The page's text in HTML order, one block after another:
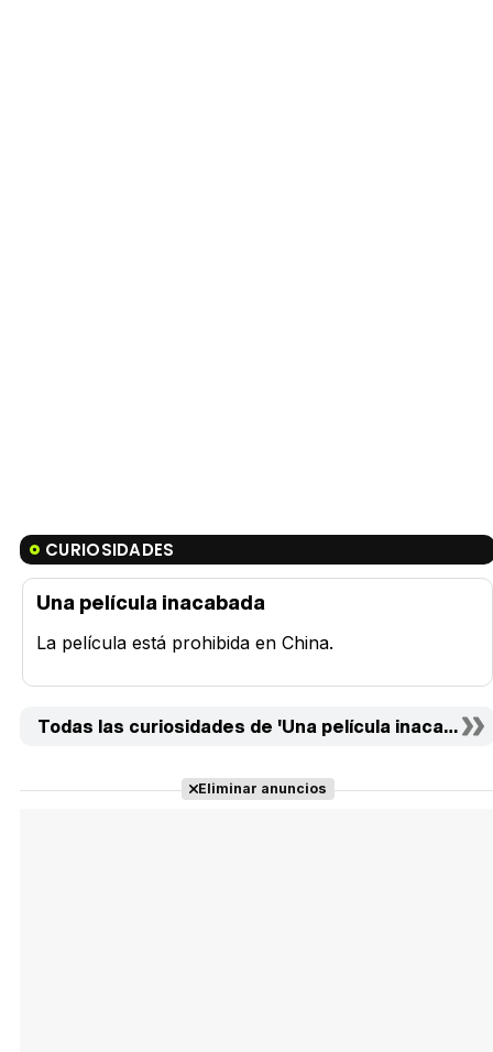
CURIOSIDADES
Una película inacabada
La película está prohibida en China.
Todas las curiosidades de 'Una película inacabada'
Eliminar anuncios